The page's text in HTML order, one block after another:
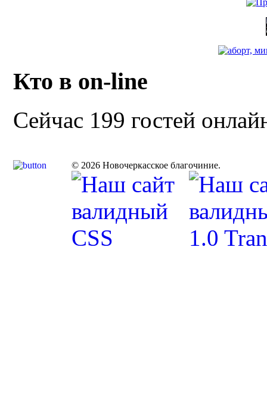
Кто в on-line
Сейчас 199 гостей
© 2026 Новочеркасское благочиние.